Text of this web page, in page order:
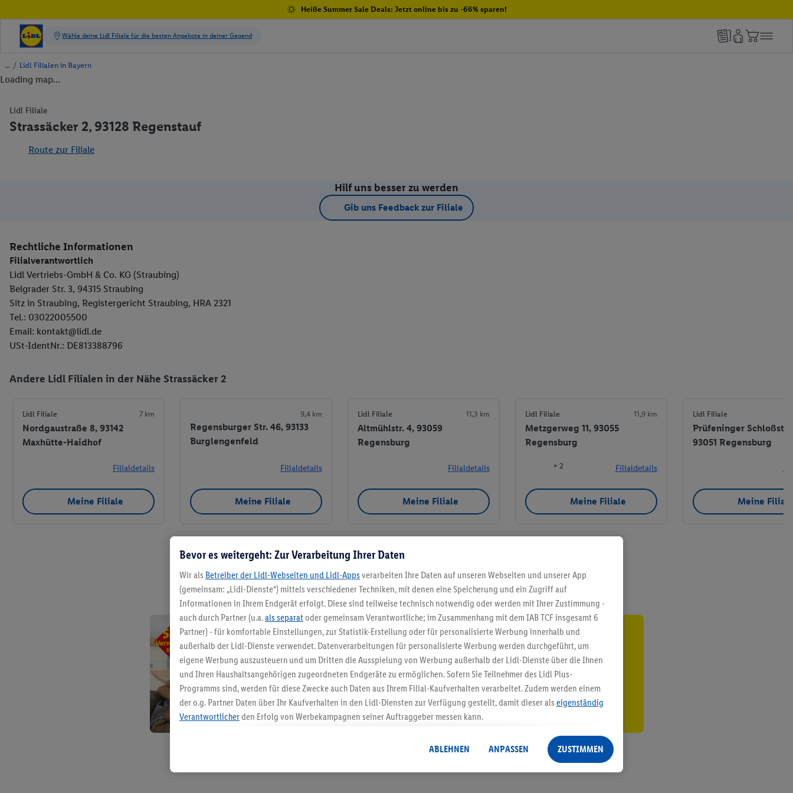
Heiße Summer Sale Deals: Jetzt online bis zu -66% sparen!
/ Lidl Filialen in Bayern
Loading map...
Lidl Filiale
Strassäcker 2, 93128 Regenstauf
Route zur Filiale
Hilf uns besser zu werden
Gib uns Feedback zur Filiale
Rechtliche Informationen
Filialverantwortlich
Lidl Vertriebs-GmbH & Co. KG (Straubing)
Belgrader Str. 3, 94315 Straubing
Sitz in Straubing, Registergericht Straubing, HRA 2321
Tel.: 03022005500
Email: kontakt@lidl.de
USt-IdentNr.: DE813388796
Andere Lidl Filialen in der Nähe Strassäcker 2
Lidl Filiale 7 km
Nordgaustraße 8, 93142
Maxhütte-Haidhof
Filialdetails
Meine Filiale
9,4 km
Regensburger Str. 46, 93133
Burglengenfeld
Filialdetails
Meine Filiale
Lidl Filiale 11,3 km
Altmühlstr. 4, 93059
Regensburg
Filialdetails
Meine Filiale
Lidl Filiale 11,9 km
Metzgerweg 11, 93055
Regensburg
+ 2 Filialdetails
Meine Filiale
Lidl Filiale
Prüfeninger Schloßstr.
93051 Regensburg
Meine
Meine Filiale
5.95 € Versand sparen³²ᵃ
Jetzt zum Newsletter anmelden
Gutschein sichern!
Bevor es weitergeht: Zur Verarbeitung Ihrer Daten
Wir als Betreiber der Lidl-Webseiten und Lidl-Apps verarbeiten Ihre Daten auf unseren Webseiten und unserer App
(gemeinsam: „Lidl-Dienste“) mittels verschiedener Techniken, mit denen eine Speicherung und ein Zugriff auf
Informationen in Ihrem Endgerät erfolgt. Diese sind teilweise technisch notwendig oder werden mit Ihrer Zustimmung -
auch durch Partner (u.a.als separat oder gemeinsam Verantwortliche; im Zusammenhang mit dem IAB TCF insgesamt 6
Partner) - für komfortable Einstellungen, zur Statistik-Erstellung oder für personalisierte Werbung innerhalb und
außerhalb der Lidl-Dienste verwendet. Datenverarbeitungen für personalisierte Werbung werden durchgeführt, um
eigene Werbung auszusteuern und um Dritten die Ausspielung von Werbung außerhalb der Lidl-Dienste über die Ihnen
und Ihren Haushaltsangehörigen zugeordneten Endgeräte zu ermöglichen. Sofern Sie Teilnehmer des Lidl Plus-
Programms sind, werden für diese Zwecke auch Daten aus Ihrem Filial-Kaufverhalten verarbeitet. Zudem werden einem
der o.g. Partner Daten über Ihr Kaufverhalten in den Lidl-Diensten zur Verfügung gestellt, damit dieser als eigenständig
Verantwortlicherden Erfolg von Werbekampagnen seiner Auftraggeber messen kann.
angereicherten Profilen. Dies umfasst die Zusammenführung von Daten (z.B. über Ihre Nutzung der Lidl-Dienste, Ihr
Kaufverhalten in den Lidl-Diensten, Informationen aus Ihrem Kundenkonto - z.B. Alter oder Geschlecht - sowie Ihre
genauen Standortdaten) auch über verschiedene Endgeräte und Lidl-Dienste hinweg einschließlich dem Speichern von
ABLEHNEN ANPASSEN ZUSTIMMEN